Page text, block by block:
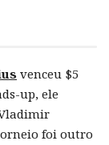
venceu $5
up, ele
foi outro